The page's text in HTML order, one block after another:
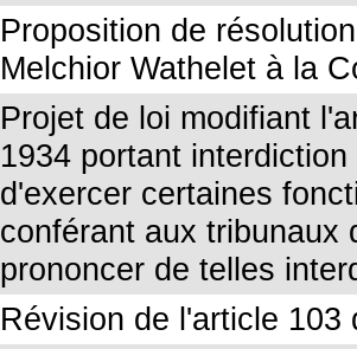
Proposition de
Melchior Wathelet à la
Projet de loi modifiant
1934 portant
d'exercer certaines
conférant aux tribunaux
prononcer de telles
Révision de l'article 103